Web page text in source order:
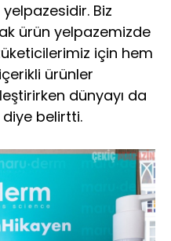
Biz
ürün yelpazemizde
için hem
ürünler
dünyayı da
belirtti.